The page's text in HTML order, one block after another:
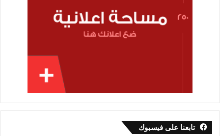
تابعنا على فيسبوك